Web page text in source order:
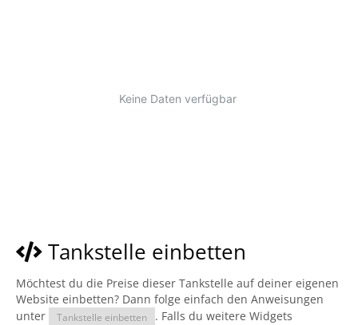
Tankstelle einbetten
Möchtest du die Preise dieser Tankstelle auf deiner eigenen
Website einbetten? Dann folge einfach den Anweisungen
unter
Tankstelle einbetten
. Falls du weitere Widgets